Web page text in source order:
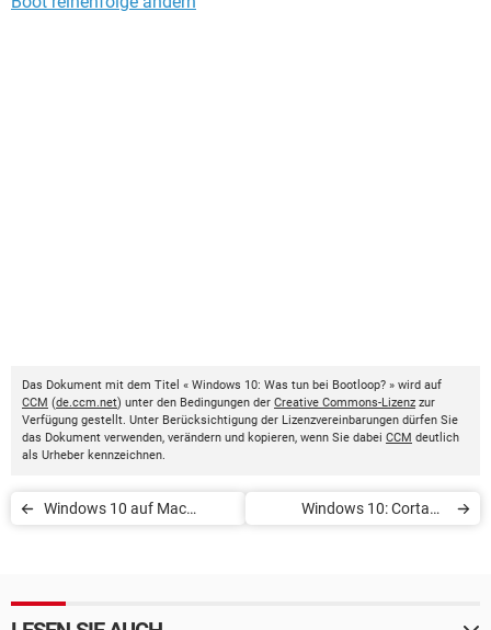
Das Dokument mit dem Titel « Windows 10: Was tun bei Bootloop? » wird auf
CCM (de.ccm.net) unter den Bedingungen der Creative Commons-Lizenz zur
Verfügung gestellt. Unter Berücksichtigung der Lizenzvereinbarungen dürfen Sie
das Dokument verwenden, verändern und kopieren, wenn Sie dabei CCM deutlich
als Urheber kennzeichnen.
Windows 10 auf Mac
Windows 10: Cortana